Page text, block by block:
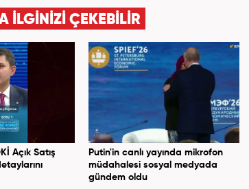
İLGİNİZİ ÇEKEBİLİR
Açık Satış
Putin'in canlı yayında mikrofon
müdahalesi sosyal medyada
gündem oldu